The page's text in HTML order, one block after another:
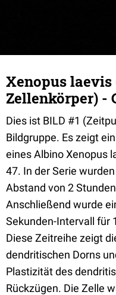
Xenopus
Zellenkörper) -
Dies ist BILD #1
Bildgruppe. Es zeigt
eines Albino Xenopus
47. In der Serie
Abstand von 2
Anschließend wurde
Sekunden-Intervall für
Diese Zeitreihe zeigt
dendritischen Dorns
Plastizität des
Rückzügen. Die Zelle